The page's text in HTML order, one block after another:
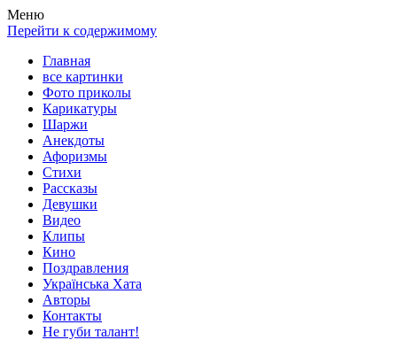
Весела хата — прикольные картинки, смешные истории,
клипы!
Покажем всем ваши фото приколы, карикатуры, шаржи, стихи,
рассказы, видео и песни!
Меню
Перейти к содержимому
Главная
все картинки
Фото приколы
Карикатуры
Шаржи
Анекдоты
Афоризмы
Стихи
Рассказы
Девушки
Видео
Клипы
Кино
Поздравления
Українська Хата
Авторы
Контакты
Не губи талант!